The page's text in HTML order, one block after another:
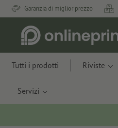
Garanzia di miglior prezzo
Tutti i prodotti Riviste
Servizi